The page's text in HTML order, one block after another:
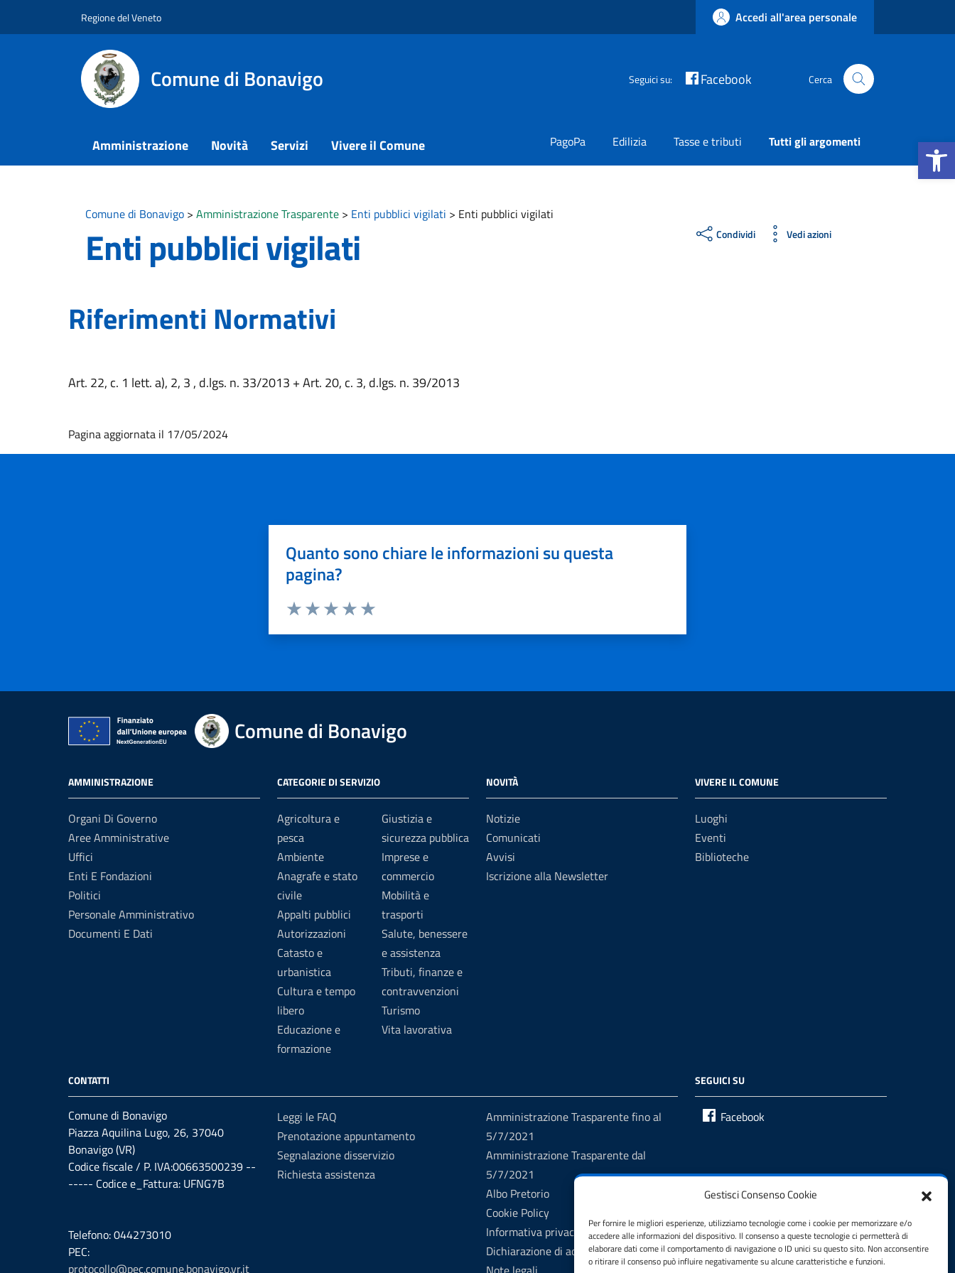
Apri la
Gestisci Consenso Cookie
Per fornire le migliori esperienze, utilizziamo tecnologie come i cookie per memorizzare e/o
accedere alle informazioni del dispositivo. Il consenso a queste tecnologie ci permetterà di
elaborare dati come il comportamento di navigazione o ID unici su questo sito. Non acconsentire
o ritirare il consenso può influire negativamente su alcune caratteristiche e funzioni.
Regione del Veneto Accedi all'area personale
Comune di Bonavigo Seguici su: Facebook Cerca
Amministrazione Novità Servizi Vivere il Comune PagoPa Edilizia Tasse e tributi Tutti gli argomenti
Comune di Bonavigo > Amministrazione Trasparente > Enti pubblici vigilati > Enti pubblici vigilati
Enti pubblici vigilati Condividi Vedi azioni
Riferimenti Normativi
Art. 22, c. 1 lett. a), 2, 3 , d.lgs. n. 33/2013 + Art. 20, c. 3, d.lgs. n. 39/2013
Pagina aggiornata il 17/05/2024
Quanto sono chiare le informazioni su questa
pagina?
Comune di Bonavigo
AMMINISTRAZIONE
Organi Di Governo
Aree Amministrative
Uffici
Enti E Fondazioni
Politici
Personale Amministrativo
Documenti E Dati
CATEGORIE DI SERVIZIO
Agricoltura e
pesca
Ambiente
Anagrafe e stato
civile
Appalti pubblici
Autorizzazioni
Catasto e
urbanistica
Cultura e tempo
libero
Educazione e
formazione
Giustizia e
sicurezza pubblica
Imprese e
commercio
Mobilità e
trasporti
Salute, benessere
e assistenza
Tributi, finanze e
contravvenzioni
Turismo
Vita lavorativa
NOVITÀ
Notizie
Comunicati
Avvisi
Iscrizione alla Newsletter
VIVERE IL COMUNE
Luoghi
Eventi
Biblioteche
CONTATTI
Comune di Bonavigo
Piazza Aquilina Lugo, 26, 37040
Bonavigo (VR)
Codice fiscale / P. IVA:00663500239 --
----- Codice e_Fattura: UFNG7B
Telefono: 044273010
PEC:
protocollo@pec.comune.bonavigo.vr.it
Leggi le FAQ
Prenotazione appuntamento
Segnalazione disservizio
Richiesta assistenza
Amministrazione Trasparente fino al
5/7/2021
Amministrazione Trasparente dal
5/7/2021
Albo Pretorio
Cookie Policy
Informativa privacy
Dichiarazione di accessibilità
SEGUICI SU
Facebook